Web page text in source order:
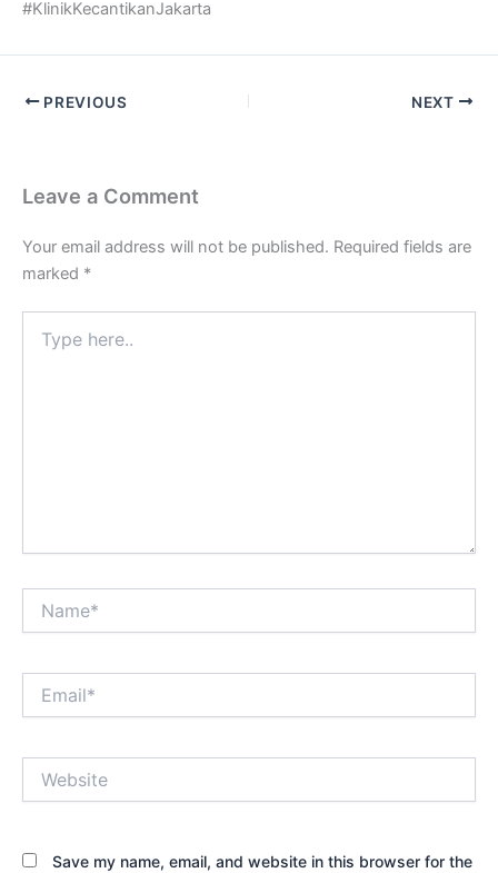
#KlinikKecantikanJakarta
PREVIOUS NEXT
Leave a Comment
Your email address will not be published. Required fields are
marked *
here..
Save my name, email, and website in this browser for the